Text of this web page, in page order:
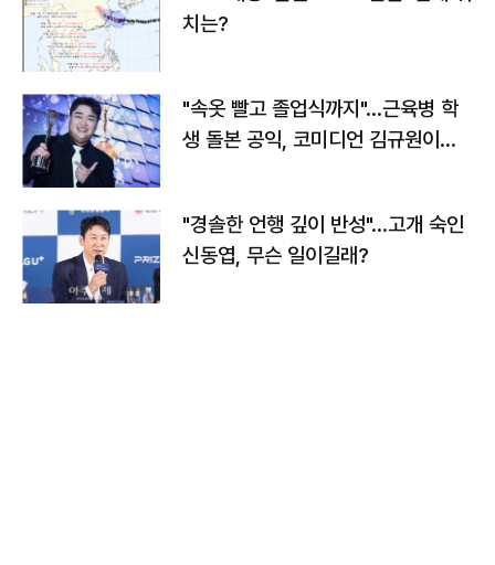
치는?
"속옷 빨고 졸업식까지"…근육병 학
생 돌본 공익, 코미디언 김규원이었
"경솔한 언행 깊이 반성"…고개 숙인
신동엽, 무슨 일이길래?